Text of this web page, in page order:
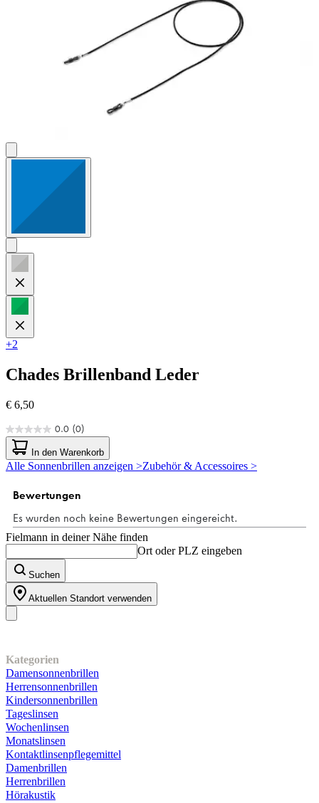
+2
Chades Brillenband Leder
€ 6,50
0.0 (0)
0.0
von
5
Sternen.
In den Warenkorb
Alle Sonnenbrillen anzeigen >Zubehör & Accessoires >
Fielmann in deiner Nähe finden
Ort oder PLZ eingeben
Suchen
Aktuellen Standort verwenden
Kategorien
Damensonnenbrillen
Herrensonnenbrillen
Kindersonnenbrillen
Tageslinsen
Wochenlinsen
Monatslinsen
Kontaktlinsenpflegemittel
Damenbrillen
Herrenbrillen
Hörakustik